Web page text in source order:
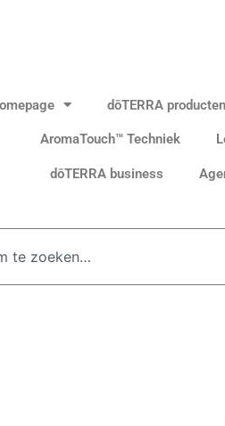
dōTERRA
AromaTouch™ Techniek
dōTERRA business